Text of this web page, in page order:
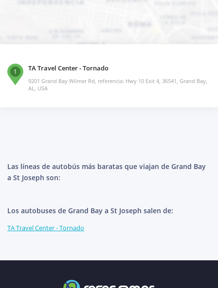
1 TA Travel Center - Tornado
9201 Grand Bay Wilmer Rd, referencia: Hwy 10 Exit 4, 36541, Grand Bay,
AL, USA
Las líneas de autobús más baratas que viajan de Grand Bay
a St Joseph son:
Los autobuses de Grand Bay a St Joseph salen de:
TA Travel Center - Tornado